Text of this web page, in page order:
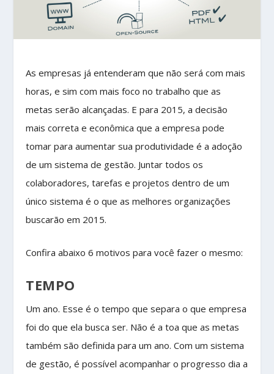
As empresas já entenderam que não será com mais
horas, e sim com mais foco no trabalho que as
metas serão alcançadas. E para 2015, a decisão
mais correta e econômica que a empresa pode
tomar para aumentar sua produtividade é a adoção
de um sistema de gestão. Juntar todos os
colaboradores, tarefas e projetos dentro de um
único sistema é o que as melhores organizações
buscarão em 2015.
Confira abaixo 6 motivos para você fazer o mesmo:
TEMPO
Um ano. Esse é o tempo que separa o que empresa
foi do que ela busca ser. Não é a toa que as metas
também são definida para um ano. Com um sistema
de gestão, é possível acompanhar o progresso dia a